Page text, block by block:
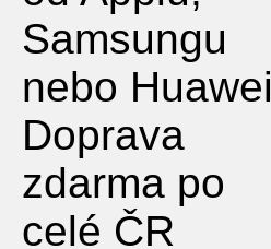
Samsungu
nebo Huawei
Doprava
zdarma po
celé ČR